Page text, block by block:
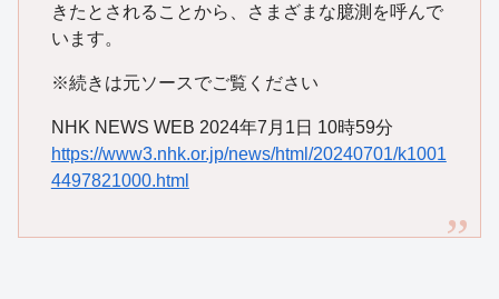
きたとされることから、さまざまな臆測を呼んで
います。
※続きは元ソースでご覧ください
NHK NEWS WEB 2024年7月1日 10時59分
https://www3.nhk.or.jp/news/html/20240701/k1001
4497821000.html